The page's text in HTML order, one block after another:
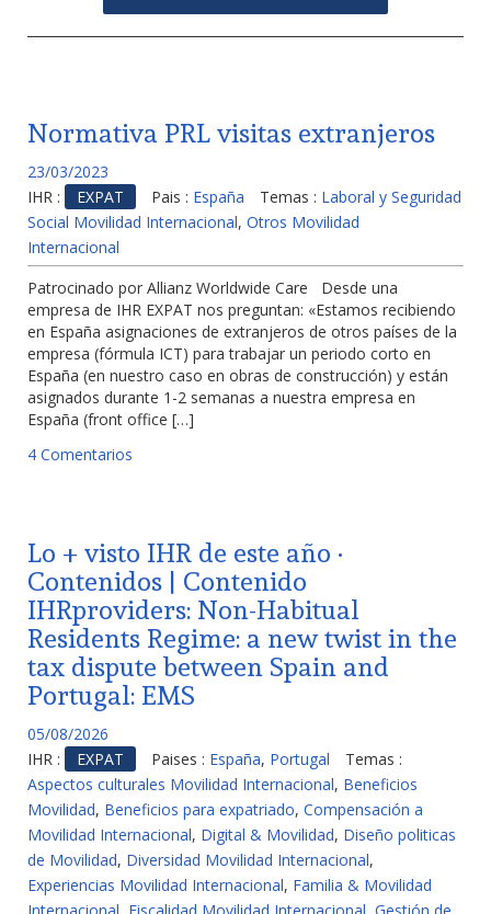
Normativa PRL visitas extranjeros
23/03/2023
IHR :
EXPAT Pais : España Temas : Laboral y Seguridad
Social Movilidad Internacional, Otros Movilidad
Internacional
Patrocinado por Allianz Worldwide Care Desde una
empresa de IHR EXPAT nos preguntan: «Estamos recibiendo
en España asignaciones de extranjeros de otros países de la
empresa (fórmula ICT) para trabajar un periodo corto en
España (en nuestro caso en obras de construcción) y están
asignados durante 1-2 semanas a nuestra empresa en
España (front office […]
4 Comentarios
Lo + visto IHR de este año ·
Contenidos | Contenido
IHRproviders: Non-Habitual
Residents Regime: a new twist in the
tax dispute between Spain and
Portugal: EMS
05/08/2026
IHR :
EXPAT Paises : España, Portugal
Temas :
Aspectos culturales Movilidad Internacional, Beneficios
Movilidad, Beneficios para expatriado, Compensación a
Movilidad Internacional, Digital & Movilidad, Diseño politicas
de Movilidad, Diversidad Movilidad Internacional,
Experiencias Movilidad Internacional, Familia & Movilidad